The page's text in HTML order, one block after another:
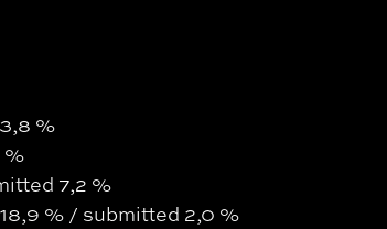
%
%
7,2 %
% / submitted 2,0 %